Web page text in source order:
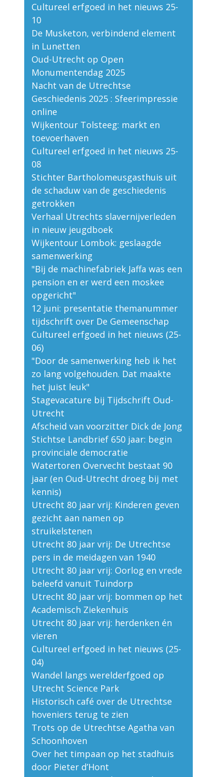
Cultureel erfgoed in het nieuws 25-
10
De Musketon, verbindend element
in Lunetten
Oud-Utrecht op Open
Monumentendag 2025
Nacht van de Utrechtse
Geschiedenis 2025 : Sfeerimpressie
online
Wijkentour Tolsteeg: markt en
toevoerhaven
Cultureel erfgoed in het nieuws 25-
08
Stichter Bartholomeusgasthuis uit
de schaduw van de geschiedenis
getrokken
Verhaal Utrechts slavernijverleden
in nieuw jeugdboek
Wijkentour Lombok: geslaagde
samenwerking
"Bij de machinefabriek Jaffa was een
pension en er werd een moskee
opgericht"
12 juni: presentatie themanummer
tijdschrift over De Gemeenschap
Cultureel erfgoed in het nieuws (25-
06)
"Door de samenwerking heb ik het
zo lang volgehouden. Dat maakte
het juist leuk"
Stagevacature bij Tijdschrift Oud-
Utrecht
Afscheid van voorzitter Dick de Jong
Stichtse Landbrief 650 jaar: begin
provinciale democratie
Watertoren Overvecht bestaat 90
jaar (en Oud-Utrecht droeg bij met
kennis)
Utrecht 80 jaar vrij: Kinderen geven
gezicht aan namen op
struikelstenen
Utrecht 80 jaar vrij: De Utrechtse
pers in de meidagen van 1940
Utrecht 80 jaar vrij: Oorlog en vrede
beleefd vanuit Tuindorp
Utrecht 80 jaar vrij: bommen op het
Academisch Ziekenhuis
Utrecht 80 jaar vrij: herdenken én
vieren
Cultureel erfgoed in het nieuws (25-
04)
Wandel langs werelderfgoed op
Utrecht Science Park
Historisch café over de Utrechtse
hoveniers terug te zien
Trots op de Utrechtse Agatha van
Schoonhoven
Over het timpaan op het stadhuis
door Pieter d’Hont